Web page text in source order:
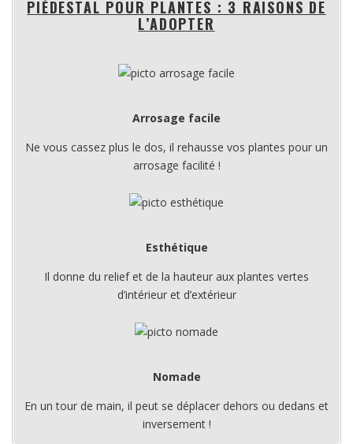
PIÉDESTAL POUR PLANTES : 3 RAISONS DE
L’ADOPTER
Arrosage facile
Ne vous cassez plus le dos, il rehausse vos plantes pour un
arrosage facilité !
Esthétique
Il donne du relief et de la hauteur aux plantes vertes
d’intérieur et d’extérieur
Nomade
En un tour de main, il peut se déplacer dehors ou dedans et
inversement !